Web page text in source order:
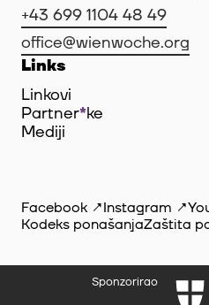
+43 699 1104 48 49
office@wienwoche.org
Links
Linkovi
Partner*ke
Mediji
Facebook Instagram
Kodeks ponašanjaZaštita
Sponzorirao